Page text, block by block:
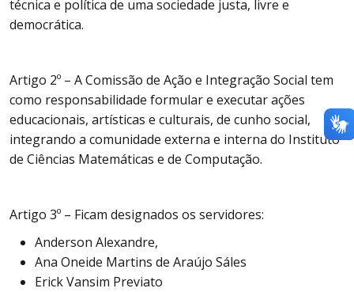
técnica e política de uma sociedade justa, livre e
democrática.
Artigo 2º – A Comissão de Ação e Integração Social tem
como responsabilidade formular e executar ações
educacionais, artísticas e culturais, de cunho social,
integrando a comunidade externa e interna do Instituto
de Ciências Matemáticas e de Computação.
Artigo 3º – Ficam designados os servidores:
Anderson Alexandre,
Ana Oneide Martins de Araújo Sáles
Erick Vansim Previato